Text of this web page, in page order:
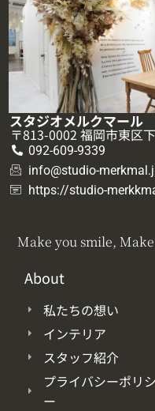
スタジオメルクマール
〒813-0002 福岡市東区
092-609-9339
info@studio-
https://studio-
Make you smile,
About
私たちの想い
インテリア
スタッフ紹介
プライバシーポリシ
ー